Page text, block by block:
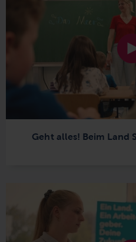
Geht alles! Beim Land